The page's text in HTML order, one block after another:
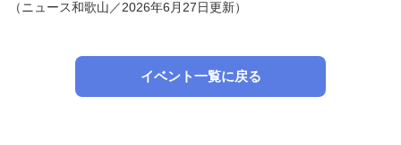
（ニュース和歌山／2026年6月27日更新）
イベント一覧に戻る